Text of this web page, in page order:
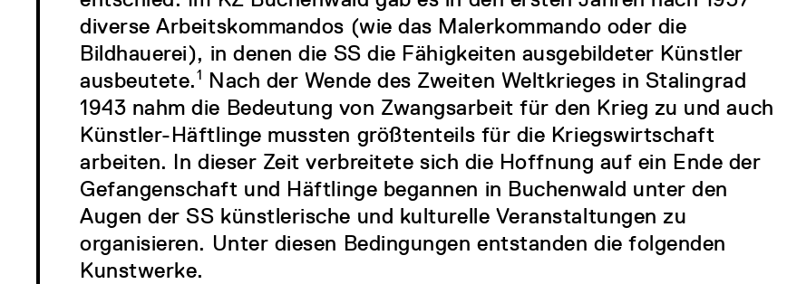
diverse Arbeitskommandos (wie das Malerkommando oder die
Bildhauerei), in denen die SS die Fähigkeiten ausgebildeter Künstler
ausbeutete.1 Nach der Wende des Zweiten Weltkrieges in Stalingrad
1943 nahm die Bedeutung von Zwangsarbeit für den Krieg zu und auch
Künstler-Häftlinge mussten größtenteils für die Kriegswirtschaft
arbeiten. In dieser Zeit verbreitete sich die Hoffnung auf ein Ende der
Gefangenschaft und Häftlinge begannen in Buchenwald unter den
Augen der SS künstlerische und kulturelle Veranstaltungen zu
organisieren. Unter diesen Bedingungen entstanden die folgenden
Kunstwerke.